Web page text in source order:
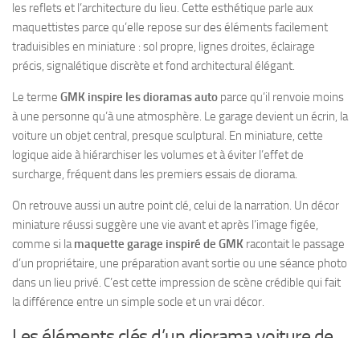
les reflets et l’architecture du lieu. Cette esthétique parle aux
maquettistes parce qu’elle repose sur des éléments facilement
traduisibles en miniature : sol propre, lignes droites, éclairage
précis, signalétique discrète et fond architectural élégant.
Le terme GMK inspire les dioramas auto parce qu’il renvoie moins
à une personne qu’à une atmosphère. Le garage devient un écrin, la
voiture un objet central, presque sculptural. En miniature, cette
logique aide à hiérarchiser les volumes et à éviter l’effet de
surcharge, fréquent dans les premiers essais de diorama.
On retrouve aussi un autre point clé, celui de la narration. Un décor
miniature réussi suggère une vie avant et après l’image figée,
comme si lamaquette garage inspiré de GMK racontait le passage
d’un propriétaire, une préparation avant sortie ou une séance photo
dans un lieu privé. C’est cette impression de scène crédible qui fait
la différence entre un simple socle et un vrai décor.